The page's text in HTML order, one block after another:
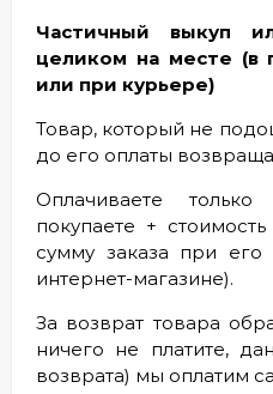
Частичный выкуп
целиком на месте (в
или при курьере)
Товар, который не
до его оплаты
Оплачиваете
покупаете +
сумму заказа при
интернет-магазинe).
За возврат товара
ничего не платите,
возврата) мы оплатим